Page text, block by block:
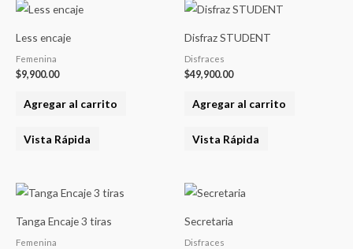
Less encaje
Femenina
$9,900.00
Agregar al carrito
Vista Rápida
Disfraz STUDENT
Disfraces
$49,900.00
Agregar al carrito
Vista Rápida
Tanga Encaje 3 tiras
Femenina
Secretaria
Disfraces